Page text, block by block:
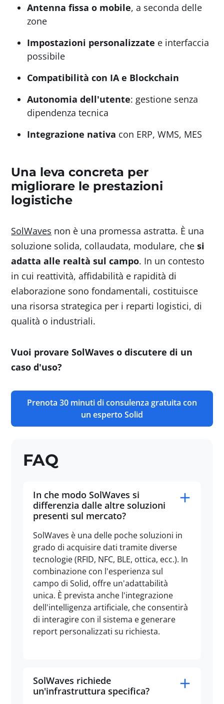
Antenna fissa o mobile, a seconda delle
zone
Impostazioni personalizzate e interfaccia
possibile
Compatibilità con IA e Blockchain
Autonomia dell'utente: gestione senza
dipendenza tecnica
Integrazione nativa con ERP, WMS, MES
Una leva concreta per
migliorare le prestazioni
logistiche
SolWaves non è una promessa astratta. È una
soluzione solida, collaudata, modulare, chesi
adatta alle realtà sul campo. In un contesto
in cui reattività, affidabilità e rapidità di
elaborazione sono fondamentali, costituisce
una risorsa strategica per i reparti logistici, di
qualità o industriali.
Vuoi provare SolWaves o discutere di un
caso d'uso?
Prenota 30 minuti di consulenza gratuita con
un esperto Solid
FAQ
In che modo SolWaves si
differenzia dalle altre soluzioni
presenti sul mercato?
SolWaves è una delle poche soluzioni in
grado di acquisire dati tramite diverse
tecnologie (RFID, NFC, BLE, ottica, ecc.). In
combinazione con l'esperienza sul
campo di Solid, offre un'adattabilità
unica. È prevista anche l'integrazione
dell'intelligenza artificiale, che consentirà
di interagire con il sistema e generare
report personalizzati su richiesta.
SolWaves richiede
un'infrastruttura specifica?